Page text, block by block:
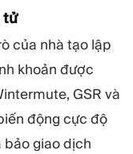
tử
của nhà tạo lập
khoản được
GSR và
động cực độ
giao dịch